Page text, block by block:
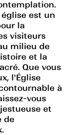
est un
la
visiteurs
milieu de
et la
Que vous
l'Église
à
vous
et
de